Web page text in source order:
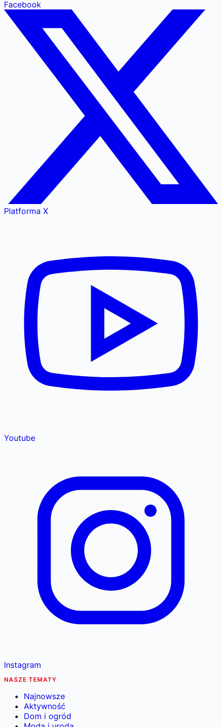
Facebook
Platforma X
Youtube
Instagram
NASZE TEMATY
Najnowsze
Aktywność
Dom i ogród